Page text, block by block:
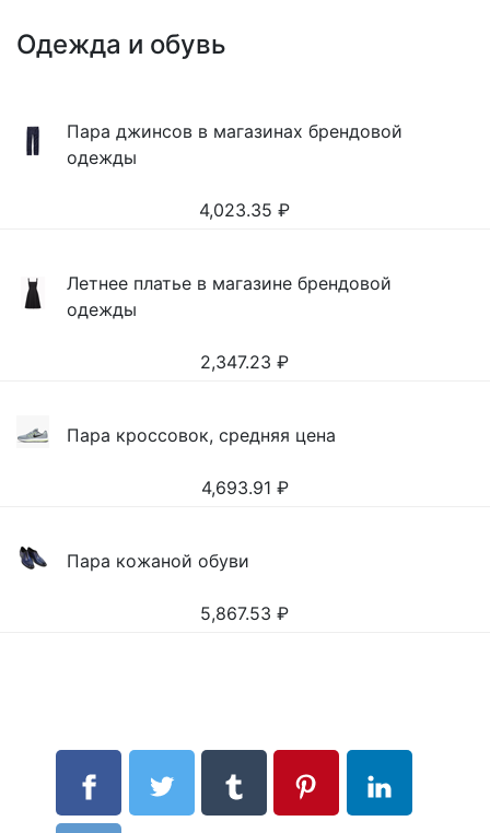
Одежда и обувь
Пара джинсов в магазинах брендовой
одежды
4,023.35 ₽
Летнее платье в магазине брендовой
одежды
2,347.23 ₽
Пара кроссовок, средняя цена
4,693.91 ₽
Пара кожаной обуви
5,867.53 ₽